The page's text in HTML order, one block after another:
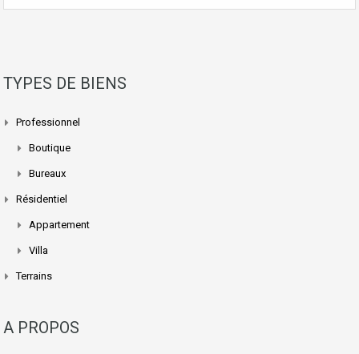
TYPES DE BIENS
Professionnel
Boutique
Bureaux
Résidentiel
Appartement
Villa
Terrains
A PROPOS